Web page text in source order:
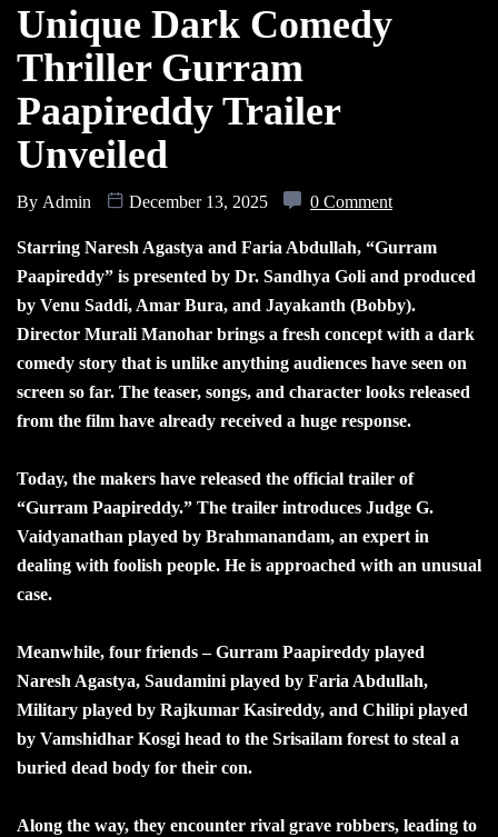
Unique Dark Comedy
Thriller Gurram
Paapireddy Trailer
Unveiled
By Admin December 13, 2025 0 Comment
Starring Naresh Agastya and Faria Abdullah, “Gurram
Paapireddy” is presented by Dr. Sandhya Goli and produced
by Venu Saddi, Amar Bura, and Jayakanth (Bobby).
Director Murali Manohar brings a fresh concept with a dark
comedy story that is unlike anything audiences have seen on
screen so far. The teaser, songs, and character looks released
from the film have already received a huge response.
Today, the makers have released the official trailer of
“Gurram Paapireddy.” The trailer introduces Judge G.
Vaidyanathan played by Brahmanandam, an expert in
dealing with foolish people. He is approached with an unusual
case.
Meanwhile, four friends – Gurram Paapireddy played
Naresh Agastya, Saudamini played by Faria Abdullah,
Military played by Rajkumar Kasireddy, and Chilipi played
by Vamshidhar Kosgi head to the Srisailam forest to steal a
buried dead body for their con.
Along the way, they encounter rival grave robbers, leading to